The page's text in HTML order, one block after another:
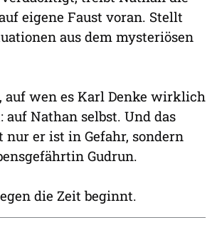
eigene Faust voran. Stellt
aus dem mysteriösen
auf wen es Karl Denke wirklich
auf Nathan selbst. Und das
nur er ist in Gefahr, sondern
Gudrun.
die Zeit beginnt.